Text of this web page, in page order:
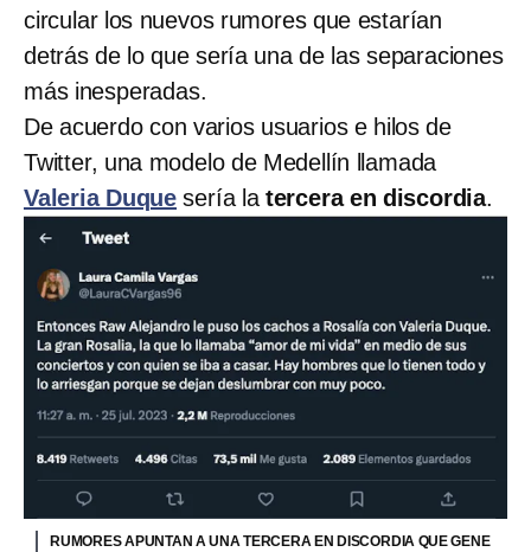
circular los nuevos rumores que estarían
detrás de lo que sería una de las separaciones
más inesperadas.
De acuerdo con varios usuarios e hilos de
Twitter, una modelo de Medellín llamada
Valeria Duque sería la tercera en discordia.
RUMORES APUNTAN A UNA TERCERA EN DISCORDIA QUE GENE